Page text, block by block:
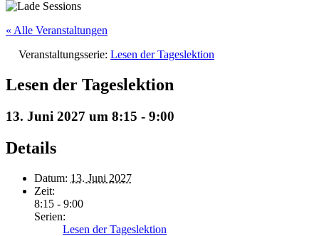
« Alle Veranstaltungen
Veranstaltungsserie: Lesen der Tageslektion
Lesen der Tageslektion
13. Juni 2027 um 8:15 - 9:00
Details
Datum: 13. Juni 2027
Zeit:
8:15 - 9:00
Serien:
Lesen der Tageslektion